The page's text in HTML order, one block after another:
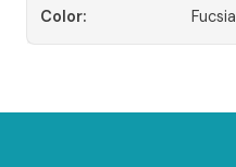
Color: Fucsia